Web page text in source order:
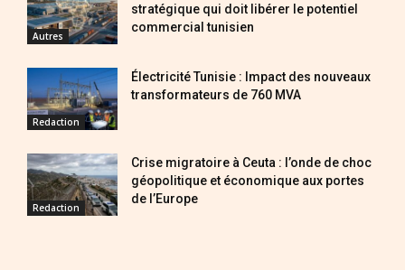
Autres
stratégique qui doit libérer le potentiel
commercial tunisien
Redaction
Électricité Tunisie : Impact des nouveaux
transformateurs de 760 MVA
Redaction
Crise migratoire à Ceuta : l’onde de choc
géopolitique et économique aux portes
de l’Europe